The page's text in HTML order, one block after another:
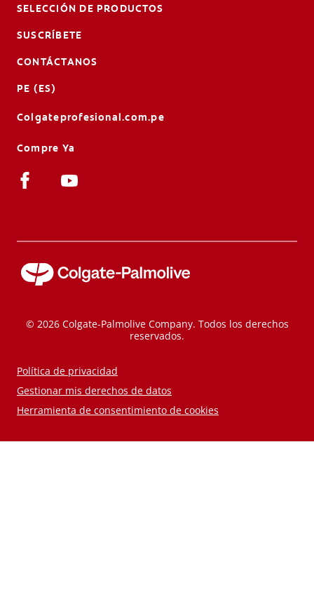
SELECCIÓN DE PRODUCTOS
SUSCRÍBETE
CONTÁCTANOS
PE (ES)
Colgateprofesional.com.pe
Compre Ya
© 2026 Colgate-Palmolive Company. Todos los derechos
reservados.
Política de privacidad
Gestionar mis derechos de datos
Herramienta de consentimiento de cookies